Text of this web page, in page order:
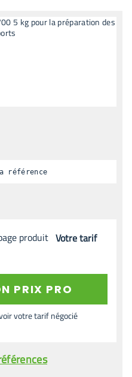
référence
Votre tarif
PRIX PRO
votre tarif négocié